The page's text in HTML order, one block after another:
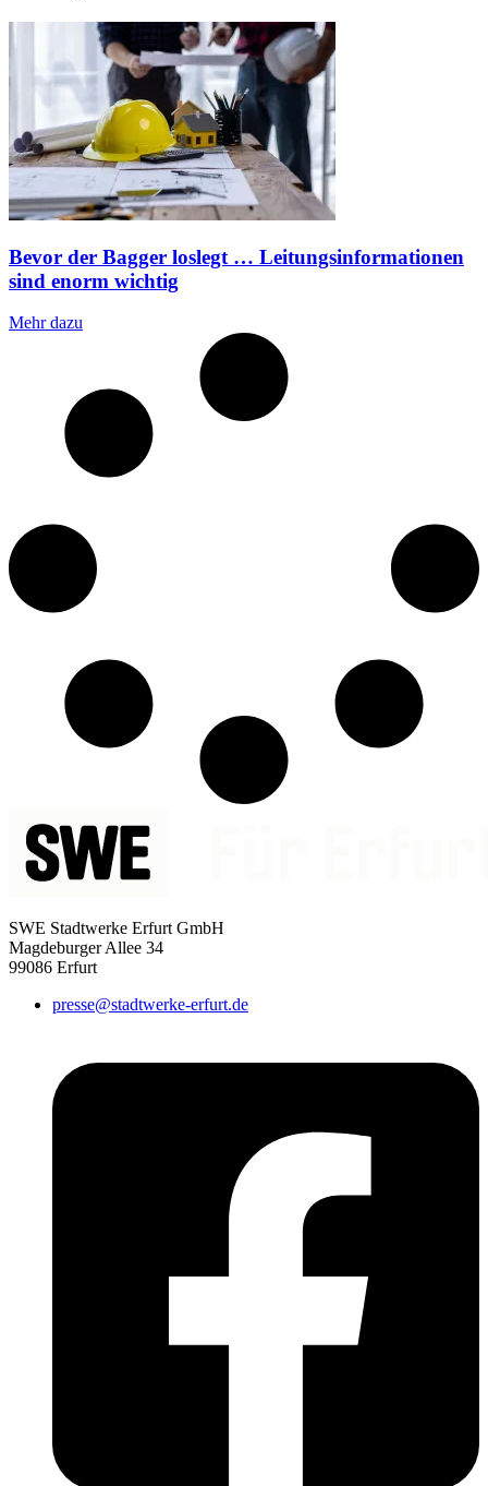
Bevor der Bagger loslegt … Leitungsinformationen
sind enorm wichtig
Mehr dazu
SWE Stadtwerke Erfurt GmbH
Magdeburger Allee 34
99086 Erfurt
presse@stadtwerke-erfurt.de